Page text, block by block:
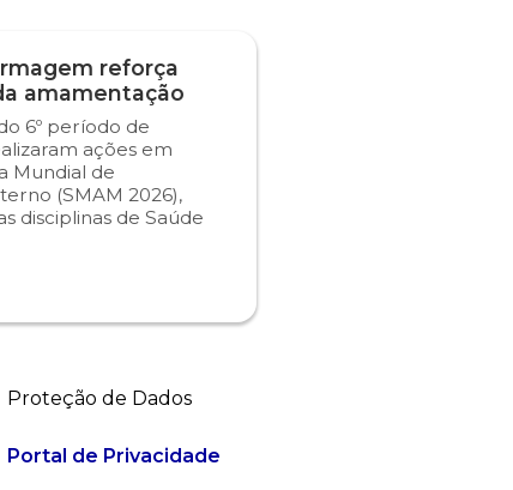
reforça
amamentação
6º período de
ações em
Mundial de
(SMAM 2026),
disciplinas de Saúde
Proteção de Dados
Portal de Privacidade